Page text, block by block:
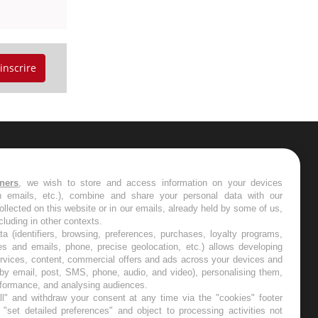
les semaines les meilleures
, we wish to store and access information on your devices
emails, etc.), combine and share your personal data with our
on this website or in our emails, already held by some of us,
in other contexts.
(identifiers, browsing, preferences, purchases, loyalty programs,
and emails, phone, precise geolocation, etc.) allows developing
content, commercial offers and ads across your devices and
email, post, SMS, phone, audio, and video), personalising them,
and analysing audiences.
and withdraw your consent at any time via the "cookies" footer
detailed preferences" and object to processing activities not